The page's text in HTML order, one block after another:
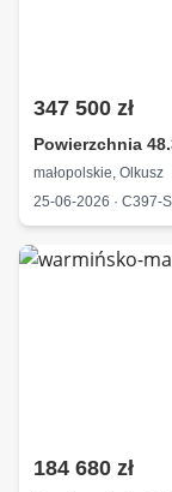
347 500 zł
Powierzchnia
małopolskie, Olkusz
25-06-2026 · C397-
184 680 zł